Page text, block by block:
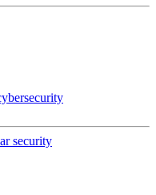
security